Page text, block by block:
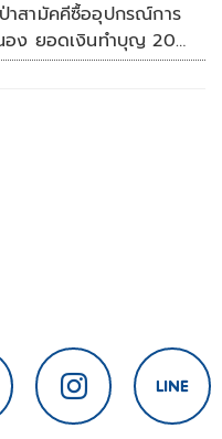
าสามัคคีซื้ออุปกรณ์การ
อง ยอดเงินทำบุญ 20